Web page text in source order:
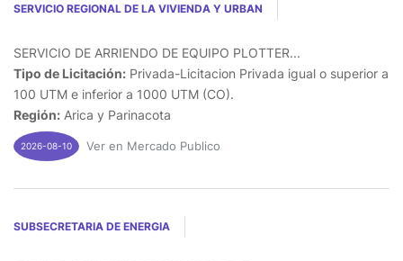
SERVICIO REGIONAL DE LA VIVIENDA Y URBAN
SERVICIO DE ARRIENDO DE EQUIPO PLOTTER...
Tipo de Licitación: Privada-Licitacion Privada igual o superior a
100 UTM e inferior a 1000 UTM (CO).
Región: Arica y Parinacota
2026-08-10 Ver en Mercado Publico
SUBSECRETARIA DE ENERGIA